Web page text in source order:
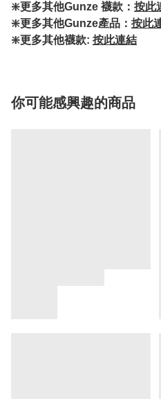
❇️更多其他Gunze 襪款： 按此
❇️更多其他Gunze產品： 按此
❇️更多其他襪款: 按此連結
你可能感興趣的商品